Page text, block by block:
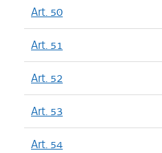
Art. 50
Art. 51
Art. 52
Art. 53
Art. 54